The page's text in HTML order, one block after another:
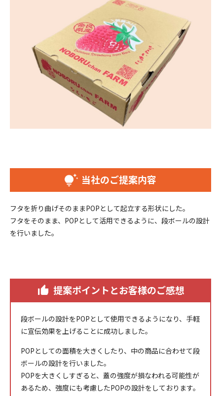
当社のご提案内容
フタを折り曲げそのままPOPとして起立する形状にした。
フタをそのまま、POPとして活用できるように、段ボールの設計
を行いました。
提案ポイントとお客様のご感想
段ボールの設計をPOPとして使用できるようになり、手軽
に宣伝効果を上げることに成功しました。
POPとしての面積を大きくしたり、中の商品に合わせて段
ボールの設計を行いました。
POPを大きくしすぎると、蓋の強度が損なわれる可能性が
あるため、強度にも考慮したPOPの設計をしております。